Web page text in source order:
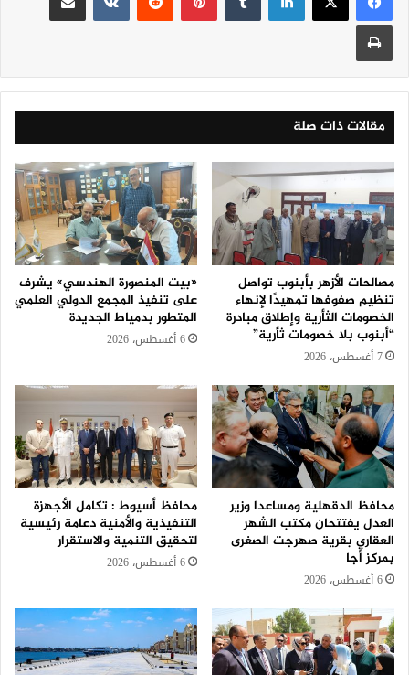
مقالات ذات صلة
مصالحات الأزهر بأبنوب تواصل
تنظيم صفوفها تمهيدًا لإنهاء
الخصومات الثأرية وإطلاق مبادرة
“أبنوب بلا خصومات ثأرية”
7 أغسطس، 2026
«بيت المنصورة الهندسي» يشرف
على تنفيذ المجمع الدولي العلمي
المتطور بدمياط الجديدة
6 أغسطس، 2026
محافظ الدقهلية ومساعدا وزير
العدل يفتتحان مكتب الشهر
العقاري بقرية صهرجت الصغرى
بمركز أجا
6 أغسطس، 2026
محافظ أسيوط : تكامل الأجهزة
التنفيذية والأمنية دعامة رئيسية
لتحقيق التنمية والاستقرار
6 أغسطس، 2026